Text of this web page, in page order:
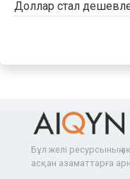
Доллар стал
Бұл желі ресурсының
асқан азаматтарға